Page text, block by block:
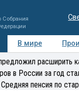
Собрания
В мире
расширить
в России за год
пенсия по